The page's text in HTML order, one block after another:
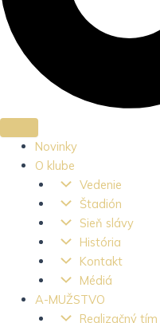
Novinky
O klube
Vedenie
Štadión
Sieň slávy
História
Kontakt
Médiá
A-MUŽSTVO
Realizačný tím